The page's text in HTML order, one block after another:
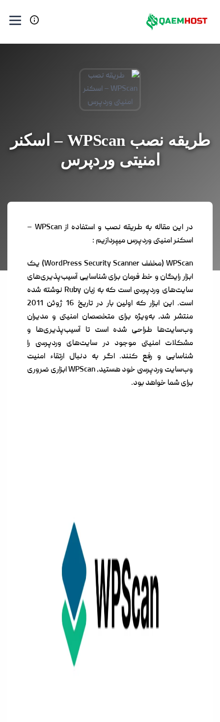
طریقه نصب WPScan – اسکنر
امنیتی وردپرس
در این مقاله به طریقه نصب و استفاده از WPScan –
اسکنر امنیتی وردپرس میپردازیم :
WPScan (مخفف WordPress Security Scanner) یک
ابزار رایگان و خط فرمان برای شناسایی آسیب‌پذیری‌های
سایت‌های وردپرسی است که به زبان Ruby نوشته شده
است. این ابزار که اولین بار در تاریخ 16 ژوئن 2011
منتشر شد، به‌ویژه برای متخصصان امنیتی و مدیران
وب‌سایت‌ها طراحی شده است تا آسیب‌پذیری‌ها و
مشکلات امنیتی موجود در سایت‌های وردپرسی را
شناسایی و رفع کنند. اگر به دنبال ارتقاء امنیت
وب‌سایت وردپرسی خود هستید، WPScan ابزاری ضروری
برای شما خواهد بود.